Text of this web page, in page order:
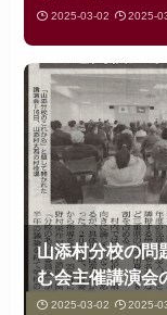
2025-03-02 2025-
山添村分校の
む会主催講演会
2025-03-02 2025-